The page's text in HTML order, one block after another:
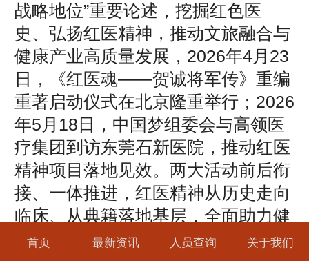
战略地位”重要论述，挖掘红色医
史、弘扬红医精神，推动文旅融合与
健康产业高质量发展，2026年4月23
日，《红医魂——贺诚将军传》重编
重著启动仪式在北京隆重举行；2026
年5月18日，中国梦组委会与高领医
疗集团到访东莞石新医院，推动红医
精神项目落地见效。两大活动前后衔
接、一体推进，红医精神从历史走向
临床、从典籍落地基层，全面助力健
康中国建设。
首页 最新资讯 人员查询 关于我们